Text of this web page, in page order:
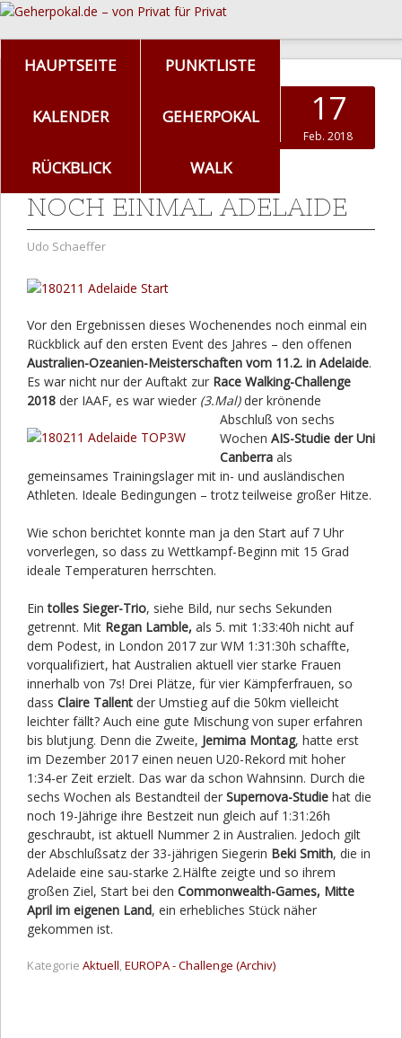
HAUPTSEITE PUNKTLISTE
KALENDER GEHERPOKAL
RÜCKBLICK WALK
17
Feb. 2018
NOCH EINMAL ADELAIDE
Udo Schaeffer
Vor den Ergebnissen dieses Wochenendes noch einmal ein
Rückblick auf den ersten Event des Jahres – den offenen
Australien-Ozeanien-Meisterschaften vom 11.2. in Adelaide.
Es war nicht nur der Auftakt zur Race Walking-Challenge
2018 der IAAF, es war wieder (3.Mal)der krönende
Abschluß von sechs
Wochen AIS-Studie der Uni
Canberra als
gemeinsames Trainingslager mit in- und ausländischen
Athleten. Ideale Bedingungen – trotz teilweise großer Hitze.
Wie schon berichtet konnte man ja den Start auf 7 Uhr
vorverlegen, so dass zu Wettkampf-Beginn mit 15 Grad
ideale Temperaturen herrschten.
Eintolles Sieger-Trio, siehe Bild, nur sechs Sekunden
getrennt. Mit Regan Lamble, als 5. mit 1:33:40h nicht auf
dem Podest, in London 2017 zur WM 1:31:30h schaffte,
vorqualifiziert, hat Australien aktuell vier starke Frauen
innerhalb von 7s! Drei Plätze, für vier Kämpferfrauen, so
dass Claire Tallent der Umstieg auf die 50km vielleicht
leichter fällt? Auch eine gute Mischung von super erfahren
bis blutjung. Denn die Zweite, Jemima Montag, hatte erst
im Dezember 2017 einen neuen U20-Rekord mit hoher
1:34-er Zeit erzielt. Das war da schon Wahnsinn. Durch die
sechs Wochen als Bestandteil der Supernova-Studie hat die
noch 19-Jährige ihre Bestzeit nun gleich auf 1:31:26h
geschraubt, ist aktuell Nummer 2 in Australien. Jedoch gilt
der Abschlußsatz der 33-jährigen Siegerin Beki Smith, die in
Adelaide eine sau-starke 2.Hälfte zeigte und so ihrem
großen Ziel, Start bei den Commonwealth-Games, Mitte
April im eigenen Land, ein erhebliches Stück näher
gekommen ist.
Kategorie Aktuell,EUROPA - Challenge (Archiv)